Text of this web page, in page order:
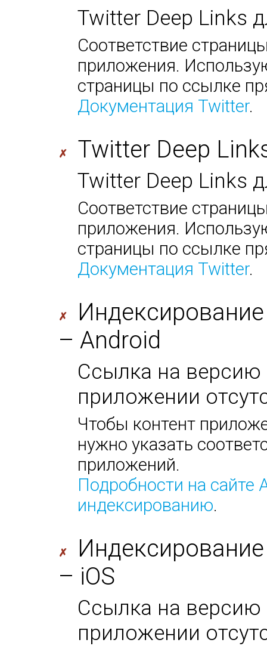
Twitter Deep Links
Соответствие
приложения.
страницы по ссылке
Документация Twitter.
✗ Twitter Deep
Twitter Deep Links
Соответствие
приложения.
страницы по ссылке
Документация Twitter.
✗
– Android
Ссылка на версию
приложении
Чтобы контент
нужно указать
приложений.
Подробности на сайте
индексированию.
✗
– iOS
Ссылка на версию
приложении